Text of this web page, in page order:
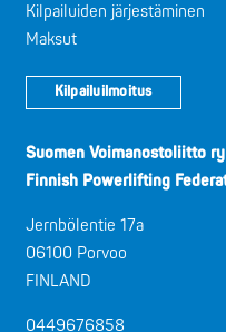
Kilpailuiden järjestäminen
Maksut
Kilpailuilmoitus
Suomen Voimanostoliitto ry
Finnish Powerlifting
Jernbölentie 17a
06100 Porvoo
FINLAND
0449676858